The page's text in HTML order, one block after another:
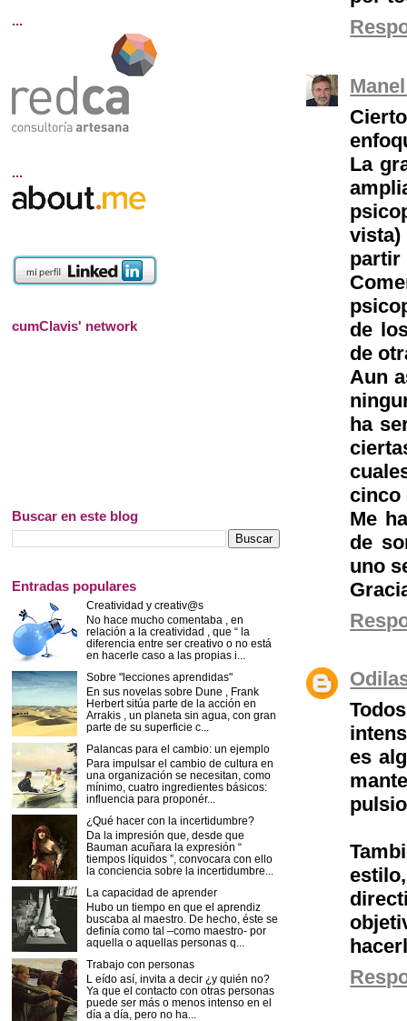
La
de
de
Aun
ha
cinco
Me
de
uno
es
...
...
cumClavis' network
Buscar en este blog
Entradas populares
Creatividad y creativ@s
No hace mucho comentaba , en
relación a la creatividad , que “ la
diferencia entre ser creativo o no está
en hacerle caso a las propias i...
Sobre "lecciones aprendidas"
En sus novelas sobre Dune , Frank
Herbert sitúa parte de la acción en
Arrakis , un planeta sin agua, con gran
parte de su superficie c...
Palancas para el cambio: un ejemplo
Para impulsar el cambio de cultura en
una organización se necesitan, como
mínimo, cuatro ingredientes básicos:
influencia para proponér...
¿Qué hacer con la incertidumbre?
Da la impresión que, desde que
Bauman acuñara la expresión “
tiempos líquidos ”, convocara con ello
la conciencia sobre la incertidumbre...
La capacidad de aprender
Hubo un tiempo en que el aprendiz
buscaba al maestro. De hecho, éste se
definía como tal –como maestro- por
aquella o aquellas personas q...
Trabajo con personas
L eído así, invita a decir ¿y quién no?
Ya que el contacto con otras personas
puede ser más o menos intenso en el
día a día, pero no ha...